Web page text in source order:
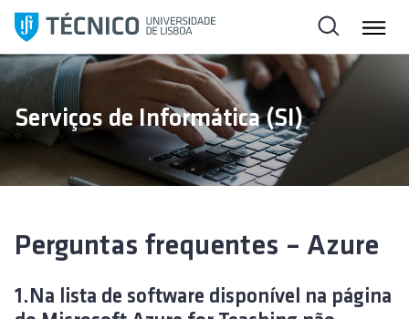
l
t
p
a
Serviços de Informática (SI)
Perguntas frequentes – Azure
1.Na lista de software disponível na página